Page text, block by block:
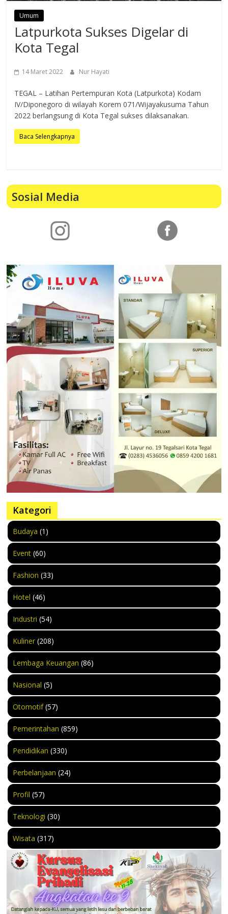
Umum
Latpurkota Sukses Digelar di
Kota Tegal
14 Maret 2022 Nur Hayati
TEGAL – Latihan Pertempuran Kota (Latpurkota) Kodam
IV/Diponegoro di wilayah Korem 071/Wijayakusuma Tahun
2022 berlangsung di Kota Tegal sukses dilaksanakan.
Baca Selengkapnya
Sosial Media
Kategori
Budaya (1)
Event (60)
Fashion (33)
Hotel (46)
Industri (54)
Kuliner (208)
Lembaga Keuangan (86)
Nasional (5)
Otomotif(57)
Pemerintahan (859)
Pendidikan (330)
Perbelanjaan (24)
Profil (57)
Teknologi (30)
Wisata (317)